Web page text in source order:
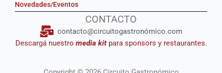
Novedades/Eventos
CONTACTO
contacto@circuitogastronómico.com
Descargá nuestro media kitpara sponsors y restaurantes.